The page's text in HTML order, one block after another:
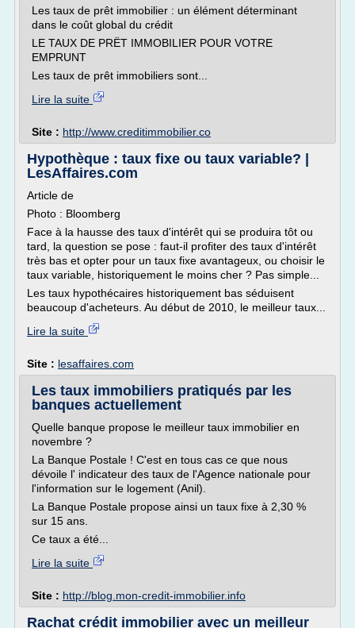
Les taux de prêt immobilier : un élément déterminant
dans le coût global du crédit
LE TAUX DE PRËT IMMOBILIER POUR VOTRE
EMPRUNT
Les taux de prêt immobiliers sont...
Lire la suite
Site : http://www.creditimmobilier.co
Hypothèque : taux fixe ou taux variable? |
LesAffaires.com
Article de
Photo : Bloomberg
Face à la hausse des taux d'intérêt qui se produira tôt ou
tard, la question se pose : faut-il profiter des taux d'intérêt
très bas et opter pour un taux fixe avantageux, ou choisir le
taux variable, historiquement le moins cher ? Pas simple...
Les taux hypothécaires historiquement bas séduisent
beaucoup d'acheteurs. Au début de 2010, le meilleur taux...
Lire la suite
Site : lesaffaires.com
Les taux immobiliers pratiqués par les
banques actuellement
Quelle banque propose le meilleur taux immobilier en
novembre ?
La Banque Postale ! C'est en tous cas ce que nous
dévoile l' indicateur des taux de l'Agence nationale pour
l'information sur le logement (Anil).
La Banque Postale propose ainsi un taux fixe à 2,30 %
sur 15 ans.
Ce taux a été...
Lire la suite
Site : http://blog.mon-credit-immobilier.info
Rachat crédit immobilier avec un meilleur